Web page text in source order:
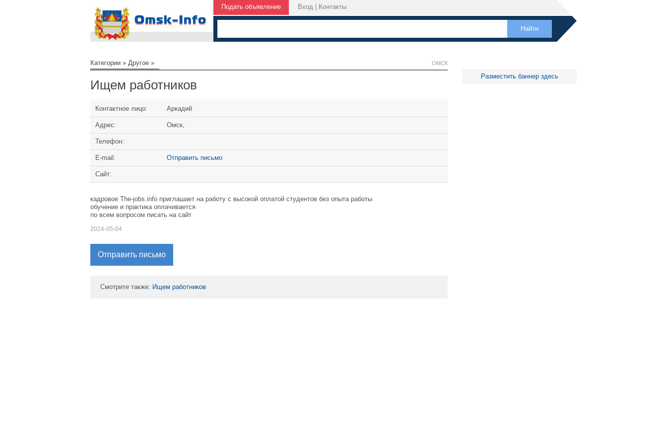
Подать объявление Вход Контакты
Категории » Другое » ОМСК
Ищем работников
Контактное лицо: Аркадий
Адрес: Омск,
Телефон:
Е-mail: Отправить письмо
Сайт:
кадровое The-jobs.info приглашает на работу с высокой оплатой студентов без опыта работы
обучение и практика оплачивается
по всем вопросом писать на сайт
2024-05-04
Отправить письмо
Смотрите также: Ищем работников
Разместить баннер здесь